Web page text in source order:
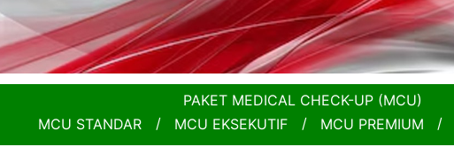
PAKET MEDICAL CHECK-UP (MCU)
MCU STANDAR
/ MCU EKSEKUTIF / MCU PREMIUM /